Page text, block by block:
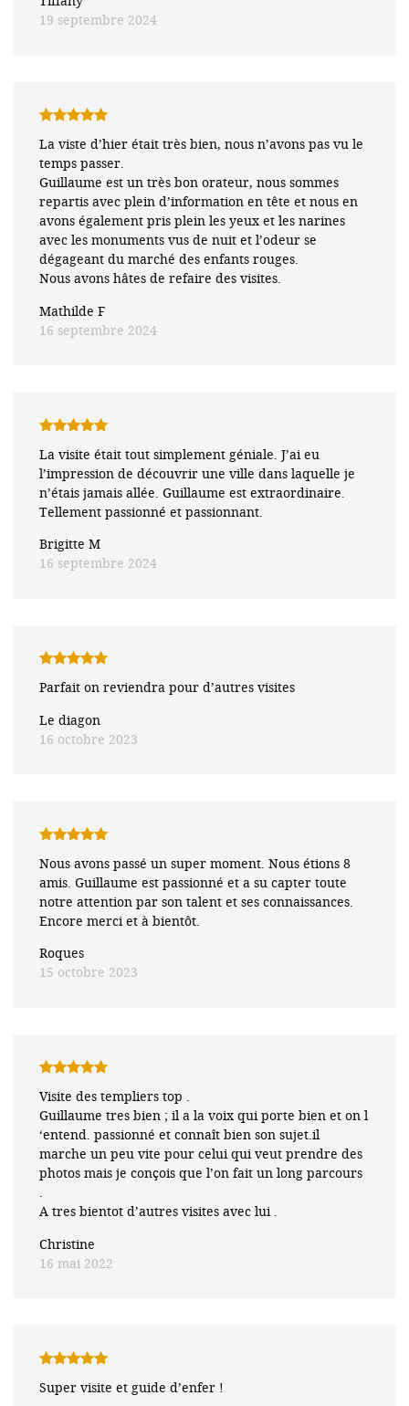
19 septembre 2024
5
Mathilde F
16 septembre 2024
La viste d’hier était très bien, nous n’avons pas vu le
temps passer.
Guillaume est un très bon orateur, nous sommes
repartis avec plein d’information en tête et nous en
avons également pris plein les yeux et les narines
avec les monuments vus de nuit et l’odeur se
dégageant du marché des enfants rouges.
Nous avons hâtes de refaire des visites.
5
Brigitte M
16 septembre 2024
La visite était tout simplement géniale. J’ai eu
l’impression de découvrir une ville dans laquelle je
n’étais jamais allée. Guillaume est extraordinaire.
Tellement passionné et passionnant.
5
Le diagon
16 octobre 2023
Parfait on reviendra pour d’autres visites
5
Roques
15 octobre 2023
Nous avons passé un super moment. Nous étions 8
amis. Guillaume est passionné et a su capter toute
notre attention par son talent et ses connaissances.
Encore merci et à bientôt.
5
Christine
16 mai 2022
Visite des templiers top .
Guillaume tres bien ; il a la voix qui porte bien et on l
‘entend. passionné et connaît bien son sujet.il
marche un peu vite pour celui qui veut prendre des
photos mais je conçois que l’on fait un long parcours
.
A tres bientot d’autres visites avec lui .
5
Super visite et guide d’enfer !